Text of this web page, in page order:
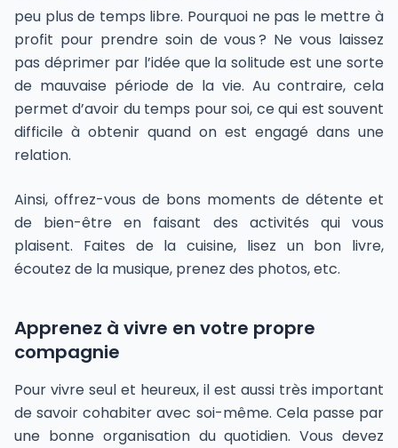
peu plus de temps libre. Pourquoi ne pas le mettre à
profit pour prendre soin de vous ? Ne vous laissez
pas déprimer par l’idée que la solitude est une sorte
de mauvaise période de la vie. Au contraire, cela
permet d’avoir du temps pour soi, ce qui est souvent
difficile à obtenir quand on est engagé dans une
relation.
Ainsi, offrez-vous de bons moments de détente et
de bien-être en faisant des activités qui vous
plaisent. Faites de la cuisine, lisez un bon livre,
écoutez de la musique, prenez des photos, etc.
Apprenez à vivre en votre propre
compagnie
Pour vivre seul et heureux, il est aussi très important
de savoir cohabiter avec soi-même. Cela passe par
une bonne organisation du quotidien. Vous devez